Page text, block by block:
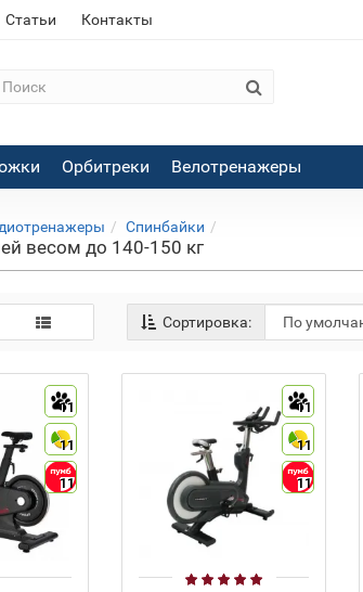
Статьи Контакты
Орбитреки Велотренажеры
Спинбайки
весом до 140-150 кг
Сортировка:
11
11
11
11
11
11